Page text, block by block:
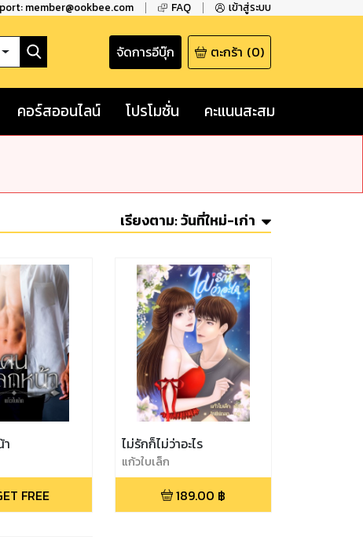
member@ookbee.com FAQ เข้าสู่ระบบ
จัดการอีบุ๊ก ตะกร้า (0)
คอร์สออนไลน์ โปรโมชั่น คะแนนสะสม
เรียงตาม:วันที่ใหม่-เก่า
FREE
ไม่รักก็ไม่ว่าอะไร
แก้วใบเล็ก
189.00 ฿